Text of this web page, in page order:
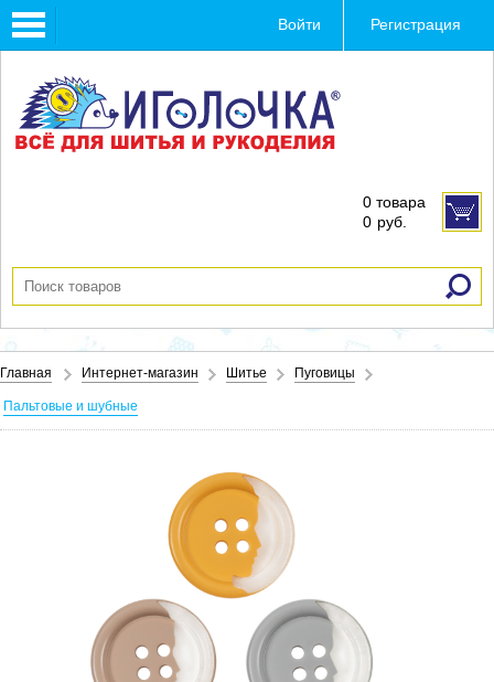
Toggle
navigation
Войти Регистрация
0 товара
0 руб.
Главная Интернет-магазин Шитье Пуговицы
Пальтовые и шубные